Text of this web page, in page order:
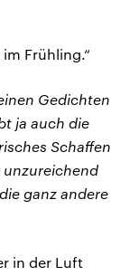
Frühling.“
Gedichten
ja auch die
Schaffen
unzureichend
ganz andere
in der Luft